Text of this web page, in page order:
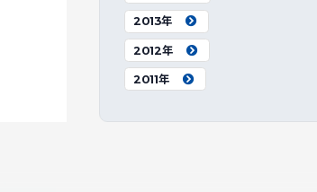
2013年
2012年
2011年